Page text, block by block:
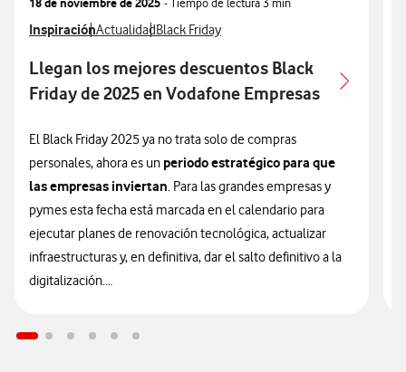
Ver más articulos relacionados con
InspiraciónVer más artículos con
ActualidadVer más artículos con
Black Friday
Llegan los mejores descuentos Black
Friday de 2025 en Vodafone Empresas
El Black Friday 2025 ya no trata solo de compras
personales, ahora es un periodo estratégico para que
las empresas inviertan. Para las grandes empresas y
pymes esta fecha está marcada en el calendario para
ejecutar planes de renovación tecnológica, actualizar
infraestructuras y, en definitiva, dar el salto definitivo a la
digitalización.